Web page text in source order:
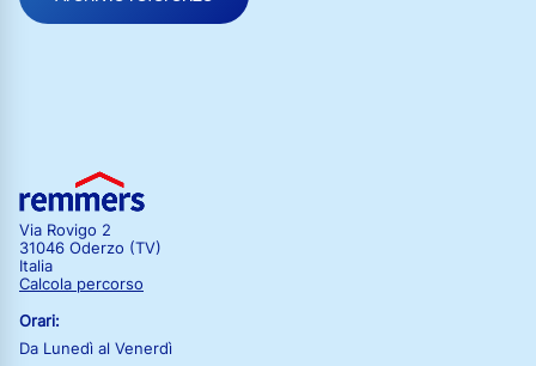
Via Rovigo 2
31046 Oderzo (TV)
Italia
Calcola percorso
Orari:
Da Lunedì al Venerdì